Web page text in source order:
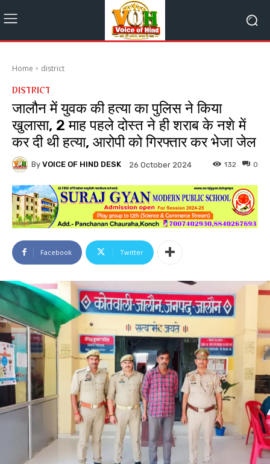
Home district
DISTRICT
जालौन में युवक की हत्या का पुलिस ने किया
खुलासा, 2 माह पहले दोस्त ने ही शराब के नशे में
कर दी थी हत्या, आरोपी को गिरफ्तार कर भेजा जेल
By VOICE OF HIND DESK 26 October 2024 0
132
Facebook Twitter